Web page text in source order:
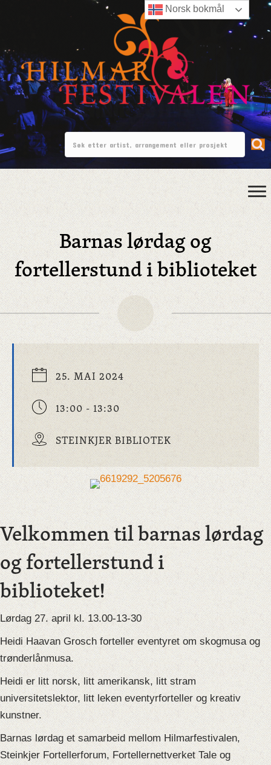
Barnas lørdag og
fortellerstund i biblioteket
25. MAI 2024
13:00 - 13:30
STEINKJER BIBLIOTEK
Velkommen til barnas lørdag
og fortellerstund i
biblioteket!
Lørdag 27. april kl. 13.00-13-30
Heidi Haavan Grosch forteller eventyret om skogmusa og
trønderlånmusa.
Heidi er litt norsk, litt amerikansk, litt stram
universitetslektor, litt leken eventyrforteller og kreativ
kunstner.
Barnas lørdag et samarbeid mellom Hilmarfestivalen,
Steinkjer Fortellerforum, Fortellernettverket Tale og
Norsk bokmål